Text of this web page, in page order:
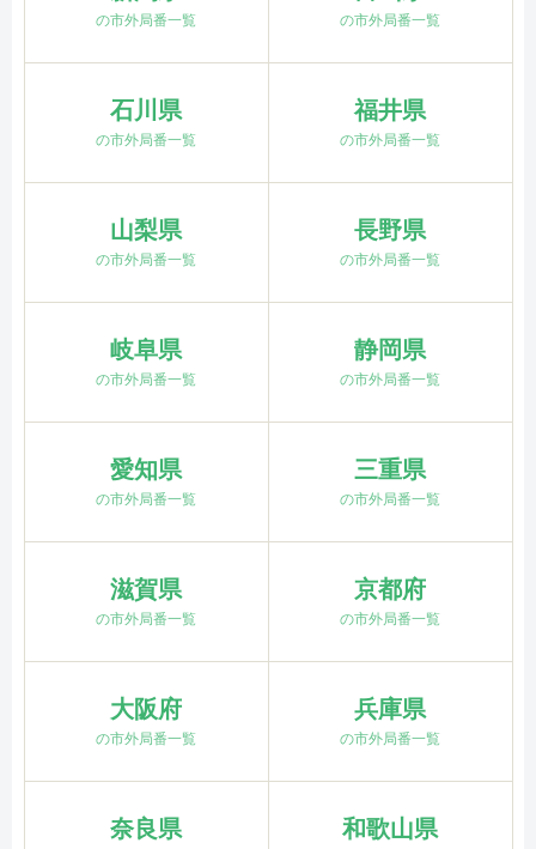
の市外局番一覧 の市外局番一覧
石川県
の市外局番一覧
福井県
の市外局番一覧
山梨県
の市外局番一覧
長野県
の市外局番一覧
岐阜県
の市外局番一覧
静岡県
の市外局番一覧
愛知県
の市外局番一覧
三重県
の市外局番一覧
滋賀県
の市外局番一覧
京都府
の市外局番一覧
大阪府
の市外局番一覧
兵庫県
の市外局番一覧
奈良県 和歌山県